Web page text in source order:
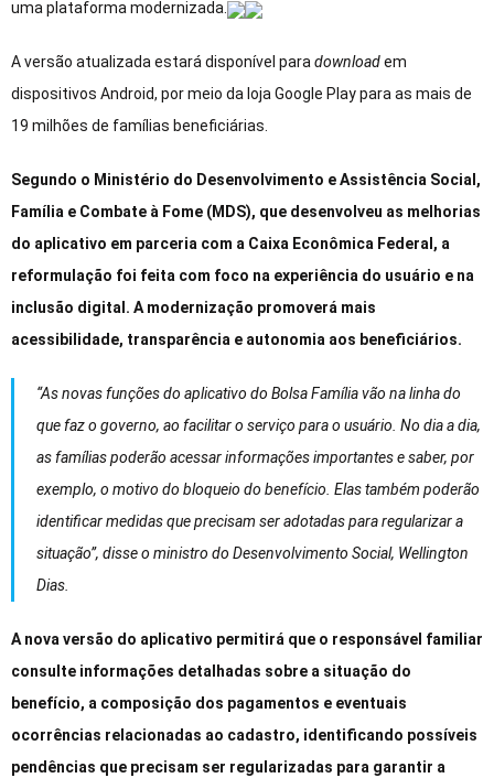
uma plataforma modernizada.
A versão atualizada estará disponível paradownloadem
dispositivos Android, por meio da loja Google Play para as mais de
19 milhões de famílias beneficiárias.
Segundo o Ministério do Desenvolvimento e Assistência Social,
Família e Combate à Fome (MDS), que desenvolveu as melhorias
do aplicativo em parceria com a Caixa Econômica Federal, a
reformulação foi feita com foco na experiência do usuário e na
inclusão digital. A modernização promoverá mais
acessibilidade, transparência e autonomia aos beneficiários.
“As novas funções do aplicativo do Bolsa Família vão na linha do
que faz o governo, ao facilitar o serviço para o usuário. No dia a dia,
as famílias poderão acessar informações importantes e saber, por
exemplo, o motivo do bloqueio do benefício. Elas também poderão
identificar medidas que precisam ser adotadas para regularizar a
situação”, disse o ministro do Desenvolvimento Social, Wellington
Dias.
A nova versão do aplicativo permitirá que o responsável familiar
consulte informações detalhadas sobre a situação do
benefício, a composição dos pagamentos e eventuais
ocorrências relacionadas ao cadastro, identificando possíveis
pendências que precisam ser regularizadas para garantir a